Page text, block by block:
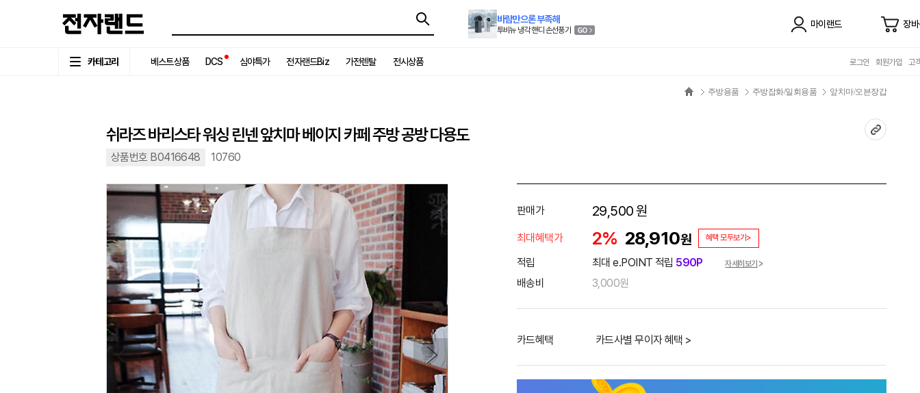
바람만으론 부족해
투비뉴 냉각 핸디 손선풍기
마이랜드 장
카테고리 베스트상품 DCS 심야특가 전자랜드Biz 가전렌탈 전시상품 로그인 회원가입 고
주방용품 주방잡화/일회용품 앞치마/오븐장갑
쉬라즈 바리스타 워싱 린넨 앞치마 베이지 카페 주방 공방 다용도
상품번호 B0416648 10760
판매가 29,500원
최대혜택가 2% 28,910원 혜택 모두보기>
적립 최대 e.POINT 적립 590P 자세히보기
배송비 3,000원
카드혜택 카드사별 무이자 혜택 >